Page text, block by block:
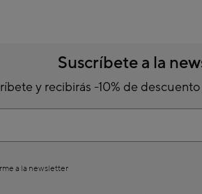
Suscríbete a la
y recibirás -10% de
a la newsletter